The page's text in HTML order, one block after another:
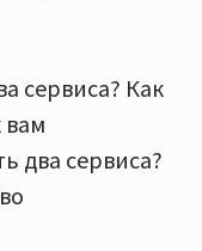
сервиса? Как
вам
два сервиса?